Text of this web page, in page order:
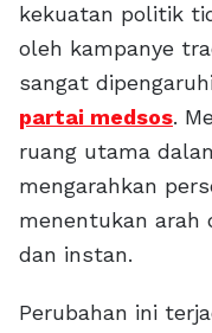
kekuatan politik
oleh kampanye
sangat
partai medsos.
ruang utama
mengarahkan
menentukan arah
dan instan.
Perubahan ini